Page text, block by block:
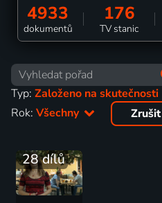
4933
dokumentů
176
TV stanic
Typ: Založeno na skutečnosti
Rok: Všechny Zrušit
28 dílů